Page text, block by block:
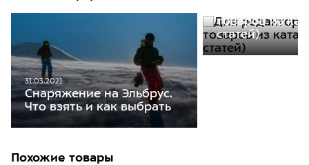
31.03.2021
Снаряжение на Эльбрус.
Что взять и как выбрать
товаров из
статей)
Похожие товары